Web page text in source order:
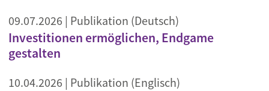
09.07.2026 | Publikation (Deutsch)
Investitionen ermöglichen, Endgame
gestalten
10.04.2026 | Publikation (Englisch)